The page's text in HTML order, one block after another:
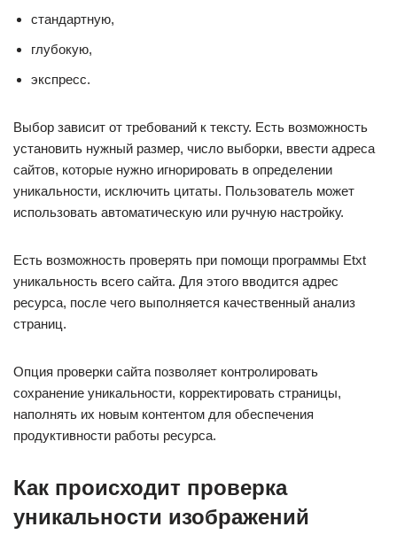
стандартную,
глубокую,
экспресс.
Выбор зависит от требований к тексту. Есть возможность
установить нужный размер, число выборки, ввести адреса
сайтов, которые нужно игнорировать в определении
уникальности, исключить цитаты. Пользователь может
использовать автоматическую или ручную настройку.
Есть возможность проверять при помощи программы Etxt
уникальность всего сайта. Для этого вводится адрес
ресурса, после чего выполняется качественный анализ
страниц.
Опция проверки сайта позволяет контролировать
сохранение уникальности, корректировать страницы,
наполнять их новым контентом для обеспечения
продуктивности работы ресурса.
Как происходит проверка
уникальности изображений